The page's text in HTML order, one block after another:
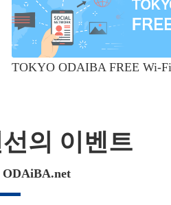
TOKYO ODAIBA FREE Wi-
의 이벤트